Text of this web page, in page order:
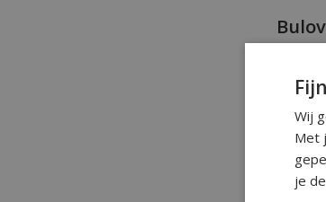
heb
Wij
Met
je de